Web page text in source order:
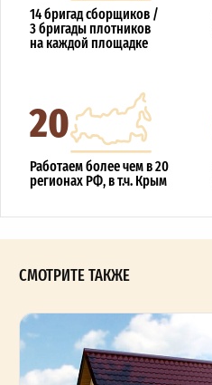
14 бригад сборщиков /
3 бригады плотников
на каждой площадке
20
Работаем более чем в 20
регионах РФ, в т.ч. Крым
СМОТРИТЕ ТАКЖЕ